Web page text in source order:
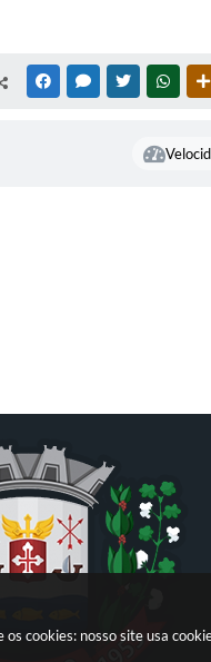
os cookies: nosso site usa
FACEBOOKMESSENGER
TWITTER